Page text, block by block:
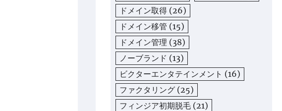
ドメイン取得 (26)
ドメイン移管 (15)
ドメイン管理 (38)
ノーブランド (13)
ビクターエンタテインメント (16)
ファクタリング (25)
フィンジア初期脱毛 (21)